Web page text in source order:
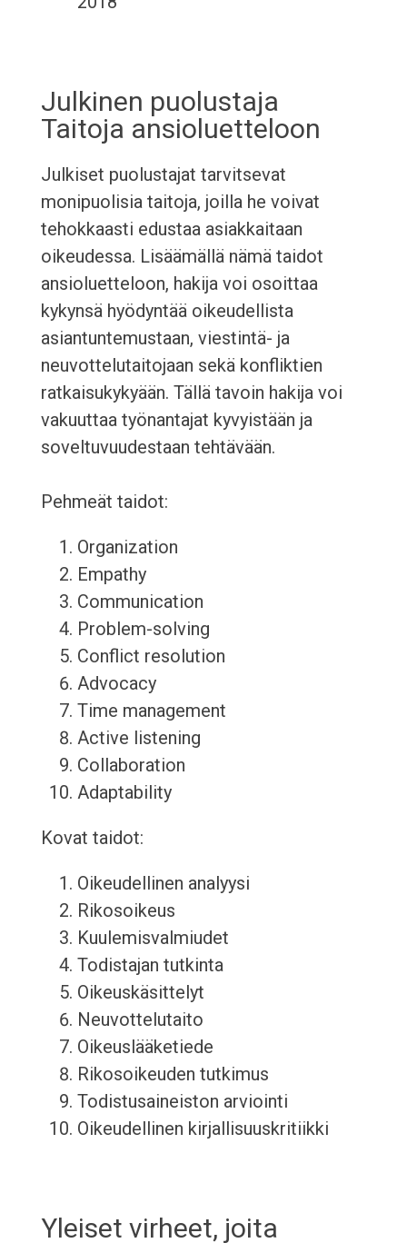
Julkinen puolustaja
Taitoja ansioluetteloon
Julkiset puolustajat tarvitsevat
monipuolisia taitoja, joilla he voivat
tehokkaasti edustaa asiakkaitaan
oikeudessa. Lisäämällä nämä taidot
ansioluetteloon, hakija voi osoittaa
kykynsä hyödyntää oikeudellista
asiantuntemustaan, viestintä- ja
neuvottelutaitojaan sekä konfliktien
ratkaisukykyään. Tällä tavoin hakija voi
vakuuttaa työnantajat kyvyistään ja
soveltuvuudestaan tehtävään.
Pehmeät taidot:
Organization
Empathy
Communication
Problem-solving
Conflict resolution
Advocacy
Time management
Active listening
Collaboration
Adaptability
Kovat taidot:
Oikeudellinen analyysi
Rikosoikeus
Kuulemisvalmiudet
Todistajan tutkinta
Oikeuskäsittelyt
Neuvottelutaito
Oikeuslääketiede
Rikosoikeuden tutkimus
Todistusaineiston arviointi
Oikeudellinen kirjallisuuskritiikki
Yleiset virheet, joita